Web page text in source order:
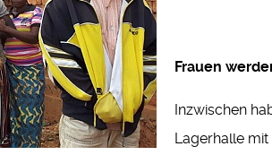
Frauen
Inzwischen
Lagerhalle